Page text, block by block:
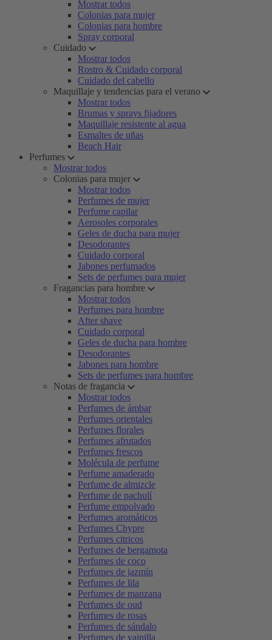
Mostrar todos
Colonias para mujer
Colonias para hombre
Spray corporal
Cuidado
Mostrar todos
Rostro & Cuidado corporal
Cuidado del cabello
Maquillaje y tendencias para el verano
Mostrar todos
Brumas y sprays fijadores
Maquillaje resistente al agua
Esmaltes de uñas
Beach Hair
Perfumes
Mostrar todos
Colonias para mujer
Mostrar todos
Perfumes de mujer
Perfume capilar
Aerosoles corporales
Geles de ducha para mujer
Desodorantes
Cuidado corporal
Jabones perfumados
Sets de perfumes para mujer
Fragancias para hombre
Mostrar todos
Perfumes para hombre
After shave
Cuidado corporal
Geles de ducha para hombre
Desodorantes
Jabones para hombre
Sets de perfumes para hombre
Notas de fragancia
Mostrar todos
Perfumes de ámbar
Perfumes orientales
Perfumes florales
Perfumes afrutados
Perfumes frescos
Molécula de perfume
Perfume amaderado
Perfume de almizcle
Perfume de pachulí
Perfume empolvado
Perfumes aromáticos
Perfumes Chypre
Perfumes citricos
Perfumes de bergamota
Perfumes de coco
Perfumes de jazmín
Perfumes de lila
Perfumes de manzana
Perfumes de oud
Perfumes de rosas
Perfumes de sándalo
Perfumes de vainilla